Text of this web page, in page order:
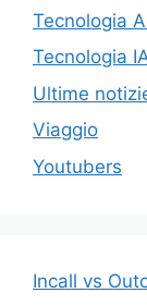
Tecnologia
Tecnologia
Ultime
Viaggio
Youtubers
Incall vs